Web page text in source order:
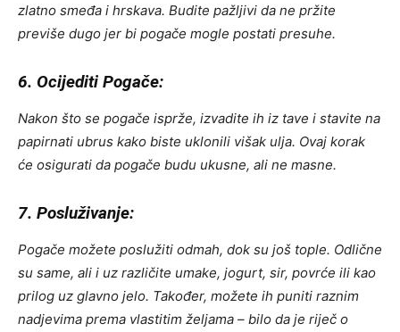
zlatno smeđa i hrskava. Budite pažljivi da ne pržite
previše dugo jer bi pogače mogle postati presuhe.
6. Ocijediti Pogače:
Nakon što se pogače isprže, izvadite ih iz tave i stavite na
papirnati ubrus kako biste uklonili višak ulja. Ovaj korak
će osigurati da pogače budu ukusne, ali ne masne.
7. Posluživanje:
Pogače možete poslužiti odmah, dok su još tople. Odlične
su same, ali i uz različite umake, jogurt, sir, povrće ili kao
prilog uz glavno jelo. Također, možete ih puniti raznim
nadjevima prema vlastitim željama – bilo da je riječ o